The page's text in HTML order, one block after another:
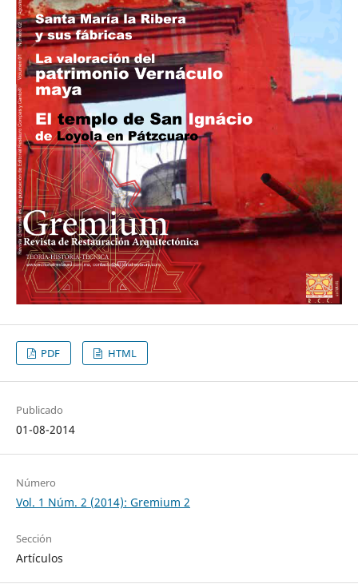
PDF HTML
Publicado
01-08-2014
Número
Vol. 1 Núm. 2 (2014): Gremium 2
Sección
Artículos